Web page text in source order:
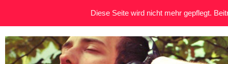
Diese Seite wird nicht mehr gepflegt.